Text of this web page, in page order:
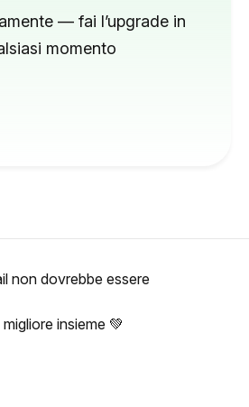
— fai l’upgrade in
momento
non dovrebbe essere
insieme 💚